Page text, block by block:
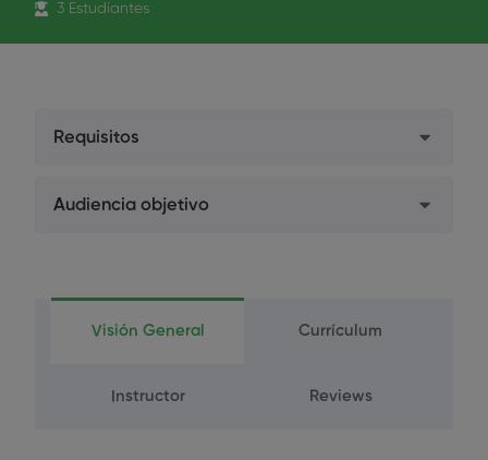
3 Estudiantes
Requisitos
No Colegiados. Enviar el título de Técnico
Audiencia objetivo
Visión General
Currículum
Instructor Reviews